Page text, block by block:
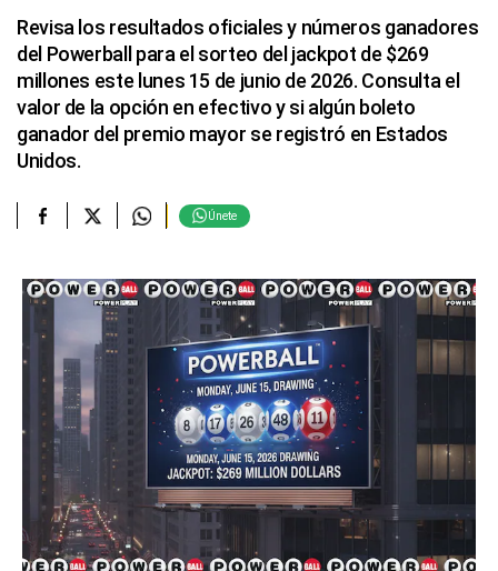
Revisa los resultados oficiales y números ganadores
del Powerball para el sorteo del jackpot de $269
millones este lunes 15 de junio de 2026. Consulta el
valor de la opción en efectivo y si algún boleto
ganador del premio mayor se registró en Estados
Unidos.
Únete